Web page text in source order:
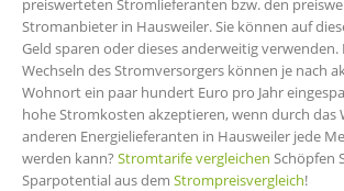
Stromanbieter in Hausweiler. Sie können auf
Geld sparen oder dieses anderweitig verwenden.
Wechseln des Stromversorgers können je nach
Wohnort ein paar hundert Euro pro Jahr
hohe Stromkosten akzeptieren, wenn durch das
anderen Energielieferanten in Hausweiler jede
werden kann? Stromtarife vergleichen Schöpfen
Sparpotential aus dem Strompreisvergleich!